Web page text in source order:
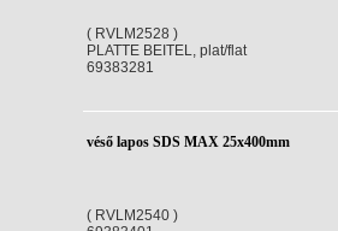
( RVLM2528 )
PLATTE BEITEL, plat/flat
69383281
véső lapos SDS MAX 25x400mm
( RVLM2540 )